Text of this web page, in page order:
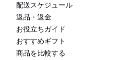
配送スケジュール
返品・返金
お役立ちガイド
おすすめギフト
商品を比較する